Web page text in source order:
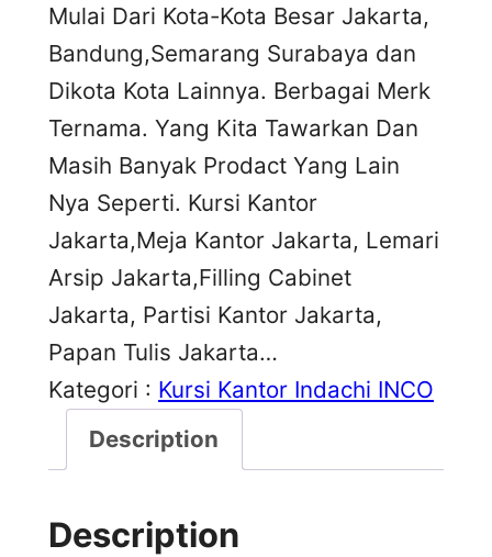
Mulai Dari Kota-Kota Besar Jakarta,
Bandung,Semarang Surabaya dan
Dikota Kota Lainnya. Berbagai Merk
Ternama. Yang Kita Tawarkan Dan
Masih Banyak Prodact Yang Lain
Nya Seperti. Kursi Kantor
Jakarta,Meja Kantor Jakarta, Lemari
Arsip Jakarta,Filling Cabinet
Jakarta, Partisi Kantor Jakarta,
Papan Tulis Jakarta…
Kategori : Kursi Kantor Indachi INCO
Description
Description